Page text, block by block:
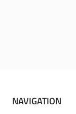
NAVIGATION